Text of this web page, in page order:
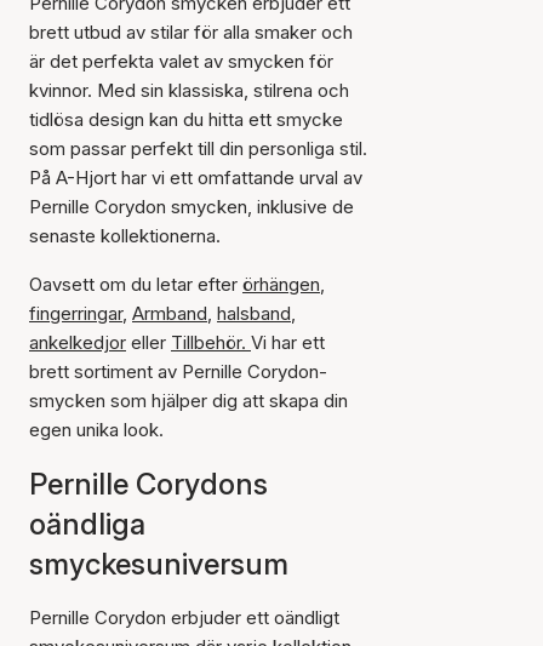
brett utbud av stilar för alla smaker och
är det perfekta valet av smycken för
kvinnor. Med sin klassiska, stilrena och
tidlösa design kan du hitta ett smycke
som passar perfekt till din personliga stil.
På A-Hjort har vi ett omfattande urval av
Pernille Corydon smycken, inklusive de
senaste kollektionerna.
Oavsett om du letar efter örhängen,
fingerringar, Armband, halsband,
ankelkedjor eller Tillbehör. Vi har ett
brett sortiment av Pernille Corydon-
smycken som hjälper dig att skapa din
egen unika look.
Pernille Corydons
oändliga
smyckesuniversum
Pernille Corydon erbjuder ett oändligt